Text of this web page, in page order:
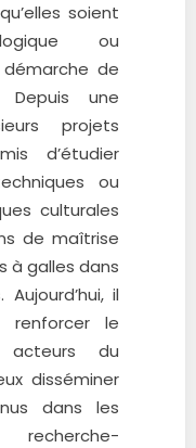
soient
ou
de
Depuis une
projets
d’étudier
ou
culturales
de maîtrise
à galles dans
il
renforcer le
du
disséminer
dans les